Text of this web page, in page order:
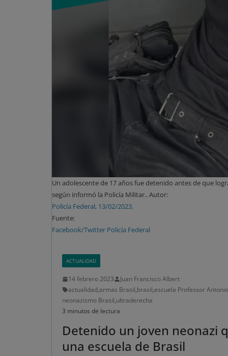
Un adolescente de 17 años fue detenido antes de que
según informó la Policía Militar.. Autor:
Policía Federal, 13/02/2023.
Fuente:
Facebook/Twitter Policía Federal
ACTUALIDAD
14 febrero 2023
Juan Francisco Albert
actualidad,armas Brasil,brasil,escuela Professor
neonazismo Brasil,ultraderecha
3 minutos de lectura
Detenido un joven neonazi
una escuela de Brasil